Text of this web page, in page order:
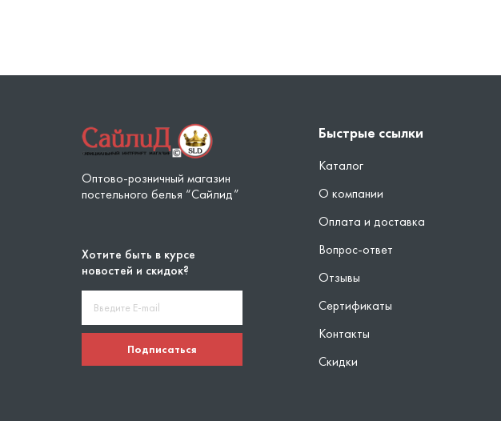
Оптово-розничный магазин
постельного белья “Сайлид”
Хотите быть в курсе
новостей и скидок?
Подписаться
Быстрые ссылки
Каталог
О компании
Оплата и доставка
Вопрос-ответ
Отзывы
Сертификаты
Контакты
Скидки